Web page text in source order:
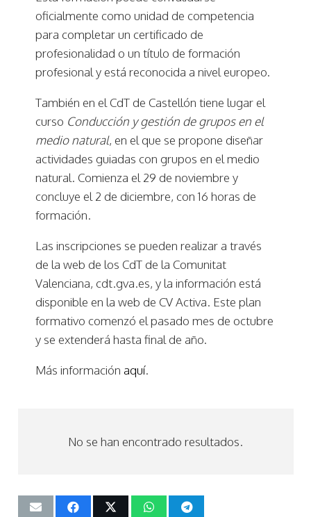
oficialmente como unidad de competencia
para completar un certificado de
profesionalidad o un título de formación
profesional y está reconocida a nivel europeo.
También en el CdT de Castellón tiene lugar el
curso Conducción y gestión de grupos en el
medio natural, en el que se propone diseñar
actividades guiadas con grupos en el medio
natural. Comienza el 29 de noviembre y
concluye el 2 de diciembre, con 16 horas de
formación.
Las inscripciones se pueden realizar a través
de la web de los CdT de la Comunitat
Valenciana, cdt.gva.es, y la información está
disponible en la web de CV Activa. Este plan
formativo comenzó el pasado mes de octubre
y se extenderá hasta final de año.
Más información aquí.
No se han encontrado resultados.